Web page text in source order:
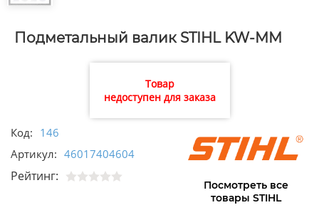
Подметальный валик STIHL KW-MM
Товар
недоступен для заказа
Код: 146
Артикул: 46017404604
Рейтинг:
Посмотреть все
товары STIHL